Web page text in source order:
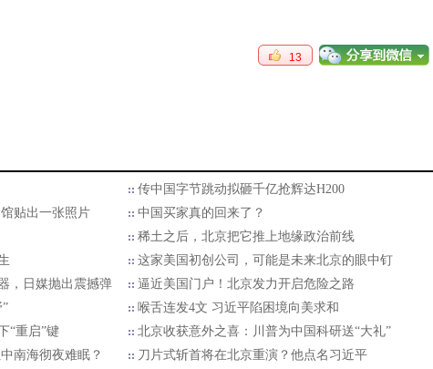
13
传中国字节跳动拟砸千亿抢辉达H200
贴出一张照片
中国买家真的回来了？
稀土之后，北京把它推上地缘政治前线
这家美国初创公司，可能是未来北京的眼中钉
，日媒抛出震撼弹
逼近美国门户！北京发力开启危险之路
喉舌连发4文 习近平陷困境向美求和
“重启”键
北京收获意外之喜：川普为中国科研送“大礼”
南海彻夜难眠？
刀片式斩首将在北京重演？他点名习近平